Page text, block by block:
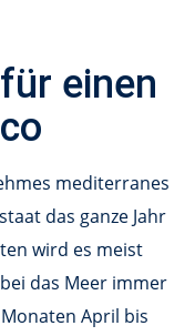
einen
mediterranes
das ganze Jahr
wird es meist
das Meer immer
April bis